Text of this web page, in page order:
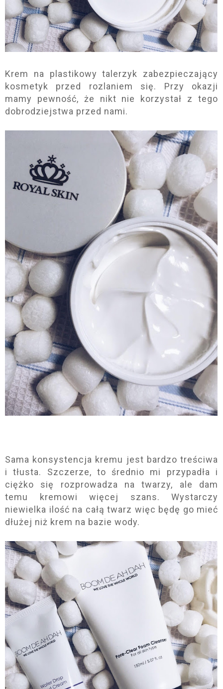
Krem na plastikowy talerzyk zabezpieczający
kosmetyk przed rozlaniem się. Przy okazji
mamy pewność, że nikt nie korzystał z tego
dobrodziejstwa przed nami.
Sama konsystencja kremu jest bardzo treściwa
i tłusta. Szczerze, to średnio mi przypadła i
ciężko się rozprowadza na twarzy, ale dam
temu kremowi więcej szans. Wystarczy
niewielka ilość na całą twarz więc będę go mieć
dłużej niż krem na bazie wody.